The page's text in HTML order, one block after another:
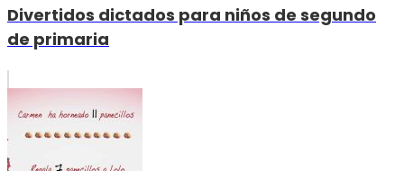
Divertidos dictados para niños de segundo
de primaria